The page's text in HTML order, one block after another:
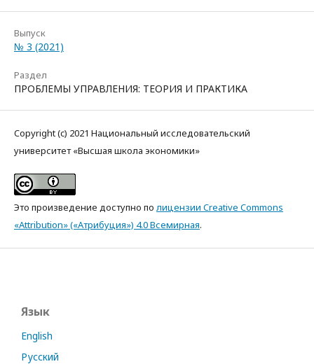
Выпуск
№ 3 (2021)
Раздел
ПРОБЛЕМЫ УПРАВЛЕНИЯ: ТЕОРИЯ И ПРАКТИКА
Copyright (c) 2021 Национальный исследовательский
университет «Высшая школа экономики»
Это произведение доступно по лицензии Creative Commons
«Attribution» («Атрибуция») 4.0 Всемирная.
Язык
English
Русский